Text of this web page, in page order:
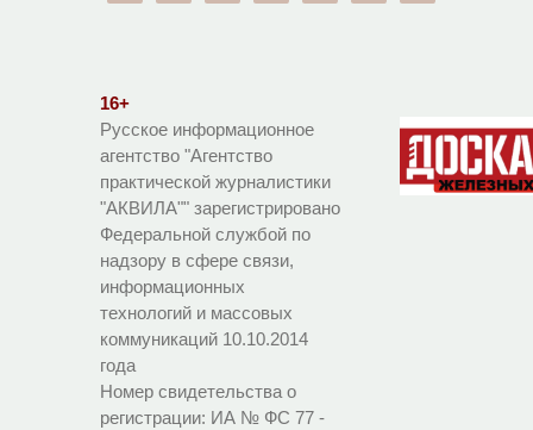
16+
Русское информационное
агентство "Агентство
практической журналистики
"АКВИЛА"" зарегистрировано
Федеральной службой по
надзору в сфере связи,
информационных
технологий и массовых
коммуникаций 10.10.2014
года
Номер свидетельства о
регистрации: ИА № ФС 77 -